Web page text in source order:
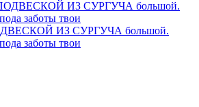
ИЗ СУРГУЧА большой.
заботы твои